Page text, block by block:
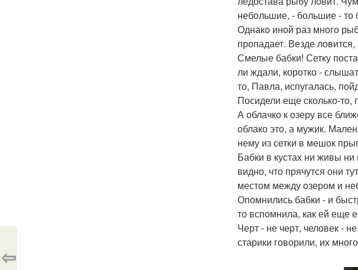
небольшие, - большие - то
Однако иной раз много
пропадает. Везде
Смелые бабки! Сетку
ли ждали, коротко -
то, Павла, испугалась,
Посидели еще сколько-то,
А облачко к озеру все
облако это, а мужик.
нему из сетки в мешок
Бабки в кустах ни живы
видно, что прячутся они
местом между озером и
Опомнились бабки - и
то вспомнила, как ей еще
Черт - не черт, человек -
старики говорили, их
⇦